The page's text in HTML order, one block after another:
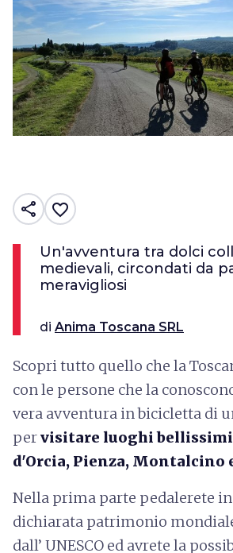
share favorite_border
Un'avventura tra dolci
medievali, circondati da
meravigliosi
di Anima Toscana SRL
Scopri tutto quello che la
con le persone che la
vera avventura in bicicletta di
pervisitare luoghi bellissimi
d'Orcia, Pienza, Montalcino
Nella prima parte pedalerete in
dichiarata patrimonio
dall’ UNESCO ed avrete la